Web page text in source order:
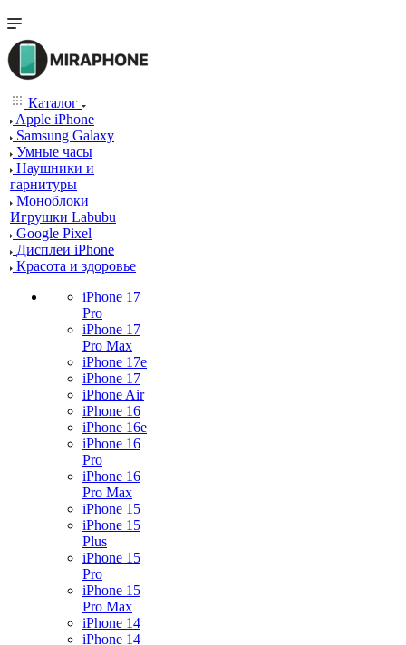
Каталог
Apple iPhone
Samsung Galaxy
Умные часы
Наушники и
гарнитуры
Моноблоки
Игрушки Labubu
Google Pixel
Дисплеи iPhone
Красота и здоровье
iPhone 17
Pro
iPhone 17
Pro Max
iPhone 17e
iPhone 17
iPhone Air
iPhone 16
iPhone 16e
iPhone 16
Pro
iPhone 16
Pro Max
iPhone 15
iPhone 15
Plus
iPhone 15
Pro
iPhone 15
Pro Max
iPhone 14
iPhone 14